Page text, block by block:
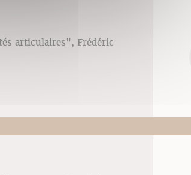
articulaires", Frédéric